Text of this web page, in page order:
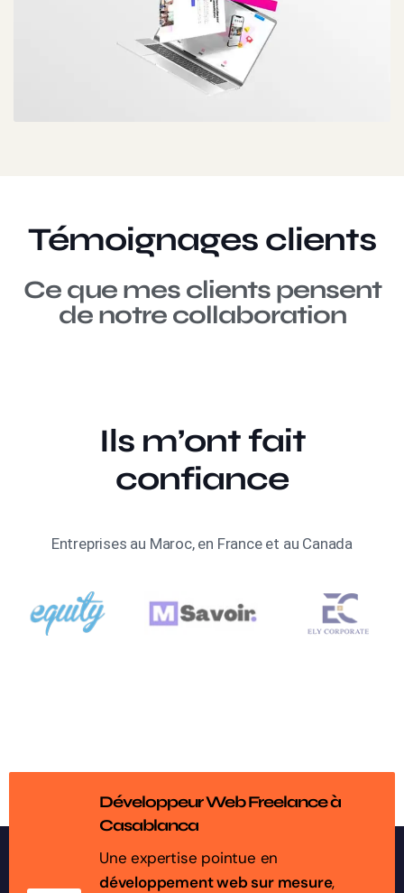
Témoignages clients
Ce que mes clients pensent
de notre collaboration
Ils m’ont fait
confiance
Entreprises au Maroc, en France et au Canada
Développeur Web Freelance à
Casablanca
Une expertise pointue en
développement web sur mesure,